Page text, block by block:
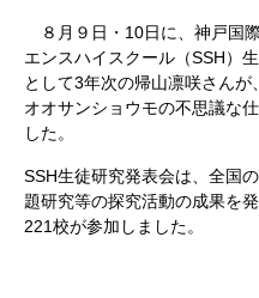
８月９日・ 10日に、神戸国
エンスハイスクール（SSH）
として3年次の帰山凛咲さんが
オオサンショウモの不思議な
した。
SSH生徒研究発表会は、全国の
題研究等の探究活動の成果を
221校が参加しました。